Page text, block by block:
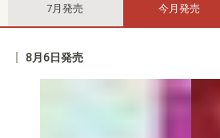
7月発売 今月発売
8月6日発売